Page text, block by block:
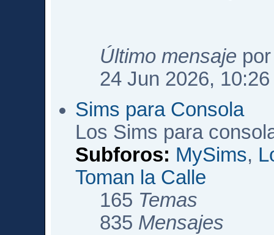
Último mensaje
24 Jun 2026, 10:26
Sims para Consola
Los Sims para
Subforos: MySims,
Toman la Calle
165 Temas
835 Mensajes